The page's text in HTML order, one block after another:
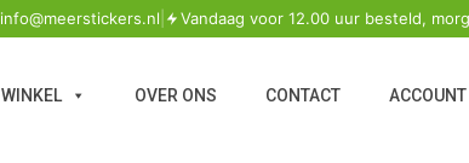
info@meerstickers.nl Vandaag voor 12.00 uur besteld,
WINKEL OVER ONS CONTACT ACCOUNT